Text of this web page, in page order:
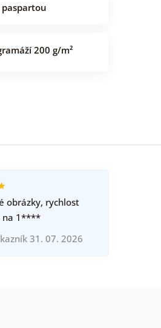
200 g/m²
obrázky, rychlost
na 1****
31. 07. 2026